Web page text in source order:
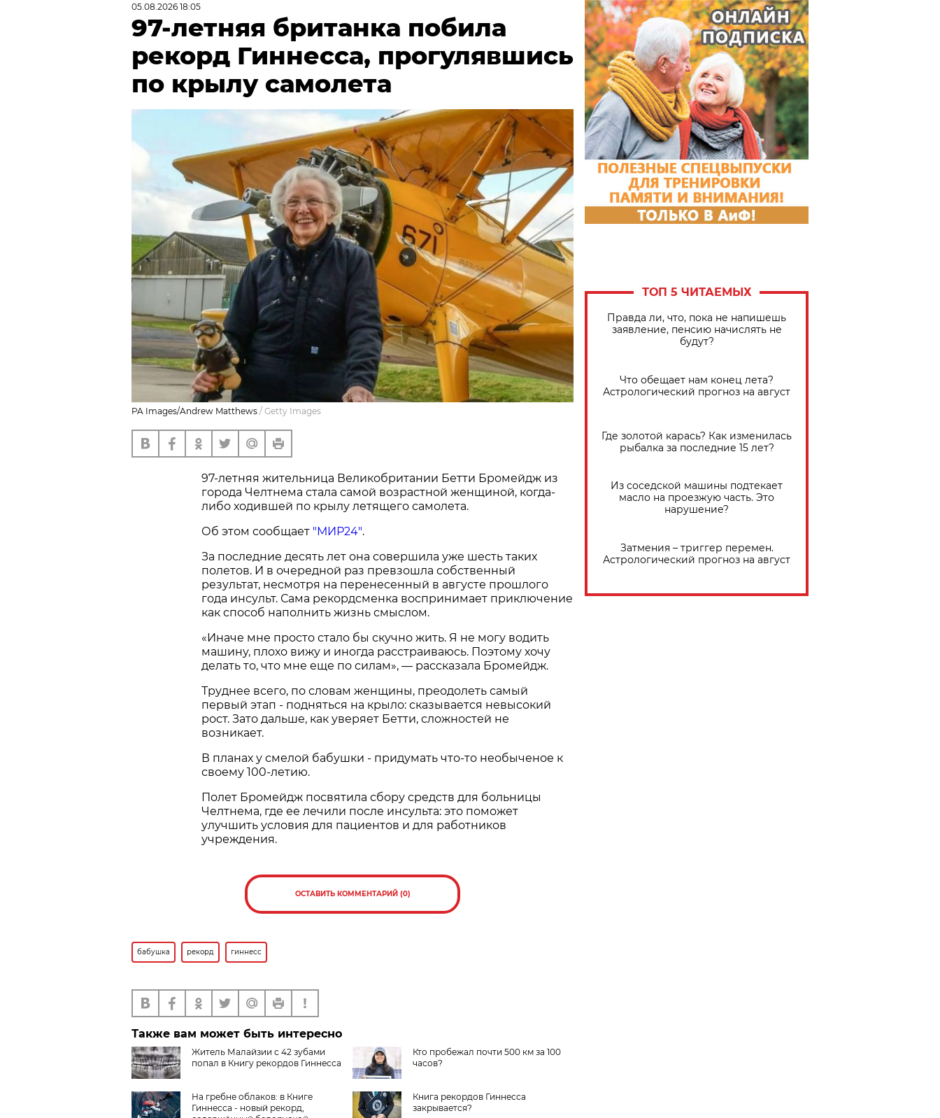
05.08.2026 18:05
97-летняя британка побила
рекорд Гиннесса, прогулявшись
по крылу самолета
PA Images/Andrew Matthews / Getty Images
97-летняя жительница Великобритании Бетти Бромейдж из
города Челтнема стала самой возрастной женщиной, когда-
либо ходившей по крылу летящего самолета.
Об этом сообщает "МИР24".
За последние десять лет она совершила уже шесть таких
полетов. И в очередной раз превзошла собственный
результат, несмотря на перенесенный в августе прошлого
года инсульт. Сама рекордсменка воспринимает приключение
как способ наполнить жизнь смыслом.
«Иначе мне просто стало бы скучно жить. Я не могу водить
машину, плохо вижу и иногда расстраиваюсь. Поэтому хочу
делать то, что мне еще по силам», — рассказала Бромейдж.
Труднее всего, по словам женщины, преодолеть самый
первый этап - подняться на крыло: сказывается невысокий
рост. Зато дальше, как уверяет Бетти, сложностей не
возникает.
В планах у смелой бабушки - придумать что-то необыченое к
своему 100-летию.
Полет Бромейдж посвятила сбору средств для больницы
Челтнема, где ее лечили после инсульта: это поможет
улучшить условия для пациентов и для работников
учреждения.
ОСТАВИТЬ КОММЕНТАРИЙ (0)
бабушка рекорд гиннесс
Также вам может быть интересно
Житель Малайзии с 42 зубами
попал в Книгу рекордов Гиннесса
Кто пробежал почти 500 км за 100
часов?
На гребне облаков: в Книге
Гиннесса - новый рекорд,
Книга рекордов Гиннесса
закрывается?
ТОП 5 ЧИТАЕМЫХ
Правда ли, что, пока не напишешь
заявление, пенсию начислять не
будут?
​Что обещает нам конец лета?
Астрологический прогноз на август
Где золотой карась? Как изменилась
рыбалка за последние 15 лет?
Из соседской машины подтекает
масло на проезжую часть. Это
нарушение?
Затмения – триггер перемен.
Астрологический прогноз на август